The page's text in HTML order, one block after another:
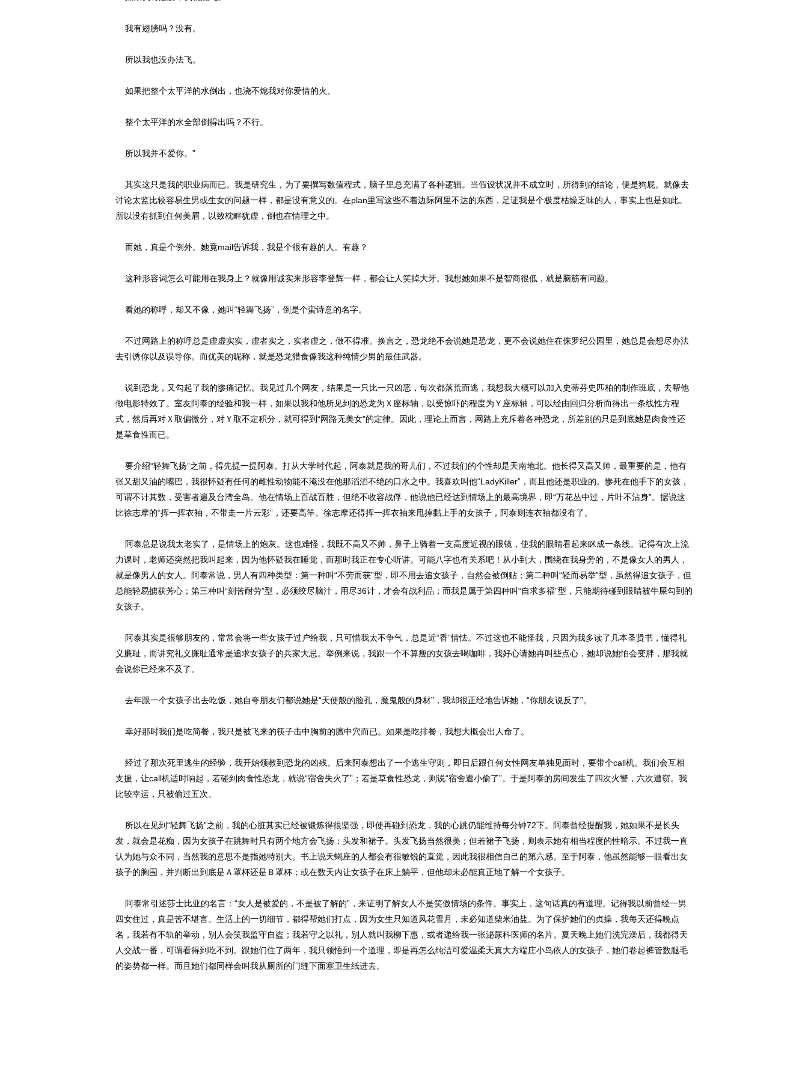
我有翅膀吗？没有。
所以我也没办法飞。
如果把整个太平洋的水倒出，也浇不熄我对你爱情的火。
整个太平洋的水全部倒得出吗？不行。
所以我并不爱你。”
其实这只是我的职业病而已。我是研究生，为了要撰写数值程式，脑子里总充满了各种逻辑。当假设状况并不成立时，所得到的结论，便是狗屁。就像去
讨论太监比较容易生男或生女的问题一样，都是没有意义的。在plan里写这些不着边际阿里不达的东西，足证我是个极度枯燥乏味的人，事实上也是如此。
所以没有抓到任何美眉，以致枕畔犹虚，倒也在情理之中。
而她，真是个例外。她竟mail告诉我，我是个很有趣的人。有趣？
这种形容词怎么可能用在我身上？就像用诚实来形容李登辉一样，都会让人笑掉大牙。我想她如果不是智商很低，就是脑筋有问题。
看她的称呼，却又不像，她叫“轻舞飞扬”，倒是个蛮诗意的名字。
不过网路上的称呼总是虚虚实实，虚者实之，实者虚之，做不得准。换言之，恐龙绝不会说她是恐龙，更不会说她住在侏罗纪公园里，她总是会想尽办法
去引诱你以及误导你。而优美的昵称，就是恐龙猎食像我这种纯情少男的最佳武器。
说到恐龙，又勾起了我的惨痛记忆。我见过几个网友，结果是一只比一只凶恶，每次都落荒而逃，我想我大概可以加入史蒂芬史匹柏的制作班底，去帮他
做电影特效了。室友阿泰的经验和我一样，如果以我和他所见到的恐龙为Ｘ座标轴，以受惊吓的程度为Ｙ座标轴，可以经由回归分析而得出一条线性方程
式，然后再对Ｘ取偏微分，对Ｙ取不定积分，就可得到“网路无美女”的定律。因此，理论上而言，网路上充斥着各种恐龙，所差别的只是到底她是肉食性还
是草食性而已。
要介绍“轻舞飞扬”之前，得先提一提阿泰。打从大学时代起，阿泰就是我的哥儿们，不过我们的个性却是天南地北。他长得又高又帅，最重要的是，他有
张又甜又油的嘴巴，我很怀疑有任何的雌性动物能不淹没在他那滔滔不绝的口水之中。我喜欢叫他“LadyKiller”，而且他还是职业的。惨死在他手下的女孩，
可谓不计其数，受害者遍及台湾全岛。他在情场上百战百胜，但绝不收容战俘，他说他已经达到情场上的最高境界，即“万花丛中过，片叶不沾身”。据说这
比徐志摩的“挥一挥衣袖，不带走一片云彩”，还要高竿。徐志摩还得挥一挥衣袖来甩掉黏上手的女孩子，阿泰则连衣袖都没有了。
阿泰总是说我太老实了，是情场上的炮灰。这也难怪，我既不高又不帅，鼻子上骑着一支高度近视的眼镜，使我的眼睛看起来眯成一条线。记得有次上流
力课时，老师还突然把我叫起来，因为他怀疑我在睡觉，而那时我正在专心听讲。可能八字也有关系吧！从小到大，围绕在我身旁的，不是像女人的男人，
就是像男人的女人。阿泰常说，男人有四种类型：第一种叫“不劳而获”型，即不用去追女孩子，自然会被倒贴；第二种叫“轻而易举”型，虽然得追女孩子，但
总能轻易掳获芳心；第三种叫“刻苦耐劳”型，必须绞尽脑汁，用尽36计，才会有战利品；而我是属于第四种叫“自求多福”型，只能期待碰到眼睛被牛屎勾到的
女孩子。
阿泰其实是很够朋友的，常常会将一些女孩子过户给我，只可惜我太不争气，总是近“香”情怯。不过这也不能怪我，只因为我多读了几本圣贤书，懂得礼
义廉耻，而讲究礼义廉耻通常是追求女孩子的兵家大忌。举例来说，我跟一个不算瘦的女孩去喝咖啡，我好心请她再叫些点心，她却说她怕会变胖，那我就
会说你已经来不及了。
去年跟一个女孩子出去吃饭，她自夸朋友们都说她是“天使般的脸孔，魔鬼般的身材”，我却很正经地告诉她，“你朋友说反了”。
幸好那时我们是吃简餐，我只是被飞来的筷子击中胸前的膻中穴而已。如果是吃排餐，我想大概会出人命了。
经过了那次死里逃生的经验，我开始领教到恐龙的凶残。后来阿泰想出了一个逃生守则，即日后跟任何女性网友单独见面时，要带个call机。我们会互相
支援，让call机适时响起，若碰到肉食性恐龙，就说“宿舍失火了”；若是草食性恐龙，则说“宿舍遭小偷了”。于是阿泰的房间发生了四次火警，六次遭窃。我
比较幸运，只被偷过五次。
所以在见到“轻舞飞扬”之前，我的心脏其实已经被锻炼得很坚强，即使再碰到恐龙，我的心跳仍能维持每分钟72下。阿泰曾经提醒我，她如果不是长头
发，就会是花痴，因为女孩子在跳舞时只有两个地方会飞扬：头发和裙子。头发飞扬当然很美；但若裙子飞扬，则表示她有相当程度的性暗示。不过我一直
认为她与众不同，当然我的意思不是指她特别大。书上说天蝎座的人都会有很敏锐的直觉，因此我很相信自己的第六感。至于阿泰，他虽然能够一眼看出女
孩子的胸围，并判断出到底是Ａ罩杯还是Ｂ罩杯；或在数天内让女孩子在床上躺平，但他却未必能真正地了解一个女孩子。
阿泰常引述莎士比亚的名言：“女人是被爱的，不是被了解的”，来证明了解女人不是笑傲情场的条件。事实上，这句话真的有道理。记得我以前曾经一男
四女住过，真是苦不堪言。生活上的一切细节，都得帮她们打点，因为女生只知道风花雪月，未必知道柴米油盐。为了保护她们的贞操，我每天还得晚点
名，我若有不轨的举动，别人会笑我监守自盗；我若守之以礼，别人就叫我柳下惠，或者递给我一张泌尿科医师的名片。夏天晚上她们洗完澡后，我都得天
人交战一番，可谓看得到吃不到。跟她们住了两年，我只领悟到一个道理，即是再怎么纯洁可爱温柔天真大方端庄小鸟依人的女孩子，她们卷起裤管数腿毛
的姿势都一样。而且她们都同样会叫我从厕所的门缝下面塞卫生纸进去。